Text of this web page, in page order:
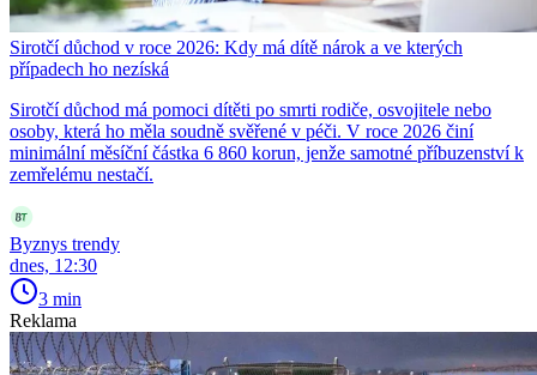
Sirotčí důchod v roce 2026: Kdy má dítě nárok a ve kterých
případech ho nezíská
Sirotčí důchod má pomoci dítěti po smrti rodiče, osvojitele nebo
osoby, která ho měla soudně svěřené v péči. V roce 2026 činí
minimální měsíční částka 6 860 korun, jenže samotné příbuzenství k
zemřelému nestačí.
Byznys trendy
dnes, 12:30
3 min
Reklama